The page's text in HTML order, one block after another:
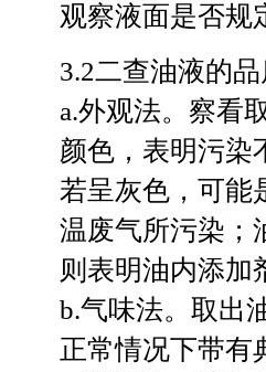
观察液面是否规
3.2二查油液的
a.外观法。察看
颜色，表明污染
若呈灰色，可能
温废气所污染；
则表明油内添加
b.气味法。取出
正常情况下带有